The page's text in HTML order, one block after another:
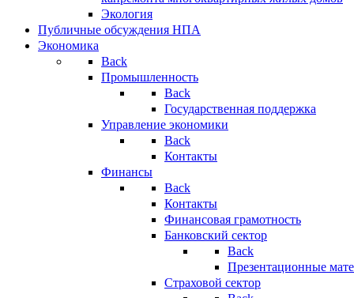
Экология
Публичные обсуждения НПА
Экономика
Back
Промышленность
Back
Государственная поддержка
Управление экономики
Back
Контакты
Финансы
Back
Контакты
Финансовая грамотность
Банковский сектор
Back
Презентационные
Страховой сектор